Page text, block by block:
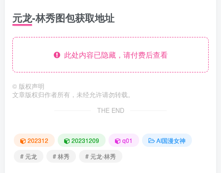
元龙-林秀图包获取地址
此处内容已隐藏，请付费后查看
© 版权声明
文章版权归作者所有，未经允许请勿转载。
THE END
202312 20231209 q01
AI国漫女神
# 元龙
# 林秀 # 元龙-林秀